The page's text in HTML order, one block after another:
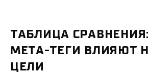
ТАБЛИЦА
МЕТА-ТЕГИ ВЛИЯЮТ
ЦЕЛИ